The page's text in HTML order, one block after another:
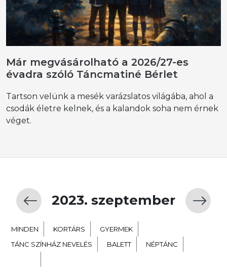
Már megvásárolható a 2026/27-es
évadra szóló Táncmatiné Bérlet
Tartson velünk a mesék varázslatos világába, ahol a
csodák életre kelnek, és a kalandok soha nem érnek
véget.
2023. szeptember
MINDEN KORTÁRS
GYERMEK
TÁNC SZÍNHÁZ NEVELÉS
BALETT
NÉPTÁNC